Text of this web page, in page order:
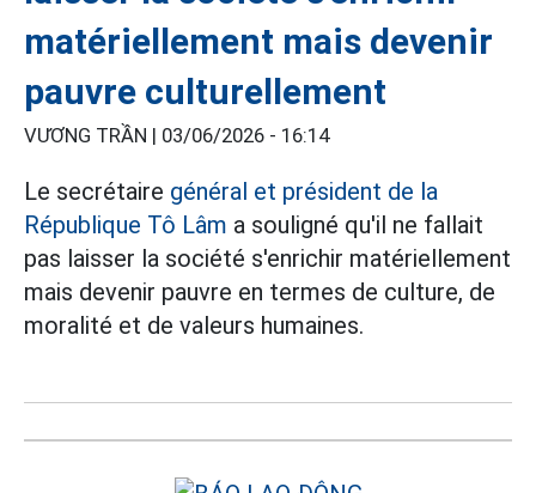
matériellement mais devenir
pauvre culturellement
VƯƠNG TRẦN | 03/06/2026 - 16:14
Le secrétaire général et président de la
République Tô Lâm a souligné qu'il ne fallait
pas laisser la société s'enrichir matériellement
mais devenir pauvre en termes de culture, de
moralité et de valeurs humaines.